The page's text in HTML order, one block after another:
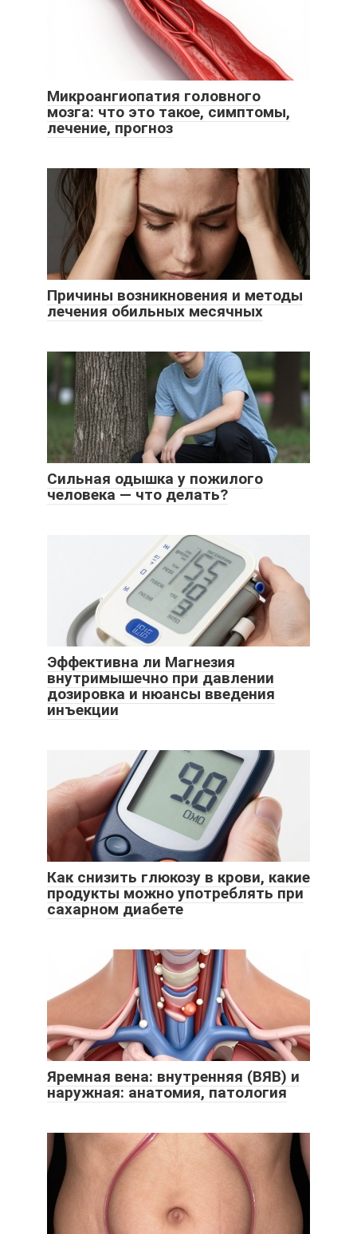
Микроангиопатия головного
мозга: что это такое, симптомы,
лечение, прогноз
Причины возникновения и методы
лечения обильных месячных
Сильная одышка у пожилого
человека — что делать?
Эффективна ли Магнезия
внутримышечно при давлении
дозировка и нюансы введения
инъекции
Как снизить глюкозу в крови, какие
продукты можно употреблять при
сахарном диабете
Яремная вена: внутренняя (ВЯВ) и
наружная: анатомия, патология